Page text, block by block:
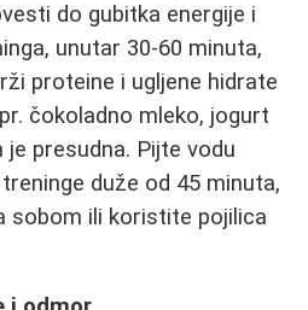
do gubitka energije i
unutar 30-60 minuta,
proteine i ugljene hidrate
čokoladno mleko, jogurt
presudna. Pijte vodu
duže od 45 minuta,
sobom ili koristite pojilica